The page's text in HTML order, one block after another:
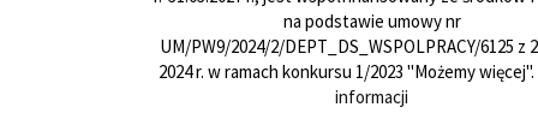
na podstawie umowy nr
UM/PW9/2024/2/DEPT_DS_WSPOLPRACY/6125 z
2024 r. w ramach konkursu 1/2023 "Możemy więcej".
informacji